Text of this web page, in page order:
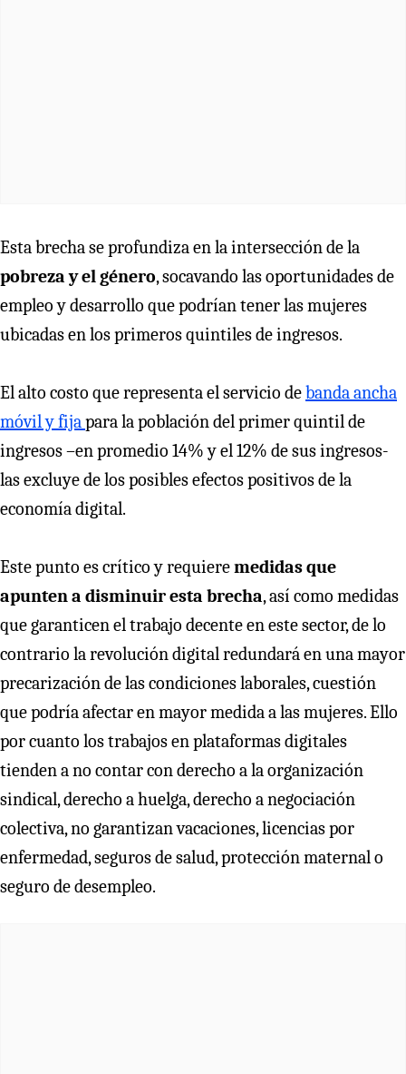
Esta brecha se profundiza en la intersección de la
pobreza y el género, socavando las oportunidades de
empleo y desarrollo que podrían tener las mujeres
ubicadas en los primeros quintiles de ingresos.
El alto costo que representa el servicio debanda ancha
móvil y fijapara la población del primer quintil de
ingresos –en promedio 14% y el 12% de sus ingresos-
las excluye de los posibles efectos positivos de la
economía digital.
Este punto es crítico y requieremedidas que
apunten a disminuir esta brecha, así como medidas
que garanticen el trabajo decente en este sector, de lo
contrario la revolución digital redundará en una mayor
precarización de las condiciones laborales, cuestión
que podría afectar en mayor medida a las mujeres. Ello
por cuanto los trabajos en plataformas digitales
tienden a no contar con derecho a la organización
sindical, derecho a huelga, derecho a negociación
colectiva, no garantizan vacaciones, licencias por
enfermedad, seguros de salud, protección maternal o
seguro de desempleo.